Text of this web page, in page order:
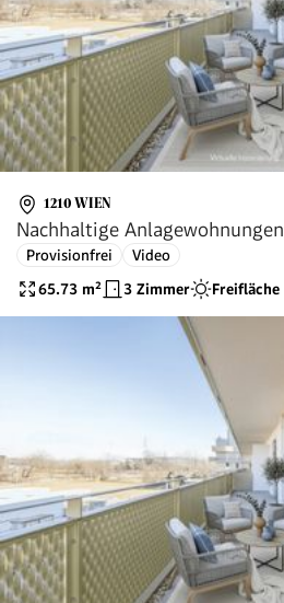
1210 WIEN
Nachhaltige Anlagewohnungen
Provisionfrei
Video
65.73 m² 3 Zimmer Freifläche